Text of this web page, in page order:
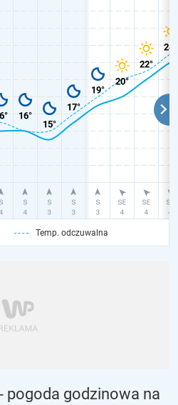
Temp. odczuwalna
pogoda godzinowa na